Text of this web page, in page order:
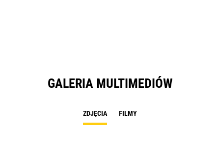
GALERIA MULTIMEDIÓW
ZDJĘCIA FILMY